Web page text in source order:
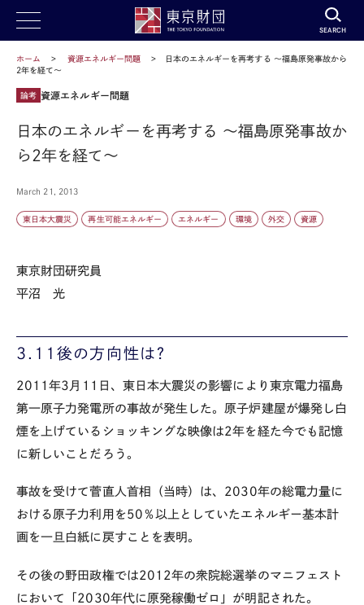
SEARCH
ホーム 資源エネルギー問題
日本のエネルギーを再考する ～福島原発事故から
2年を経て～
論考 資源エネルギー問題
日本のエネルギーを再考する ～福島原発事故か
ら2年を経て～
March 21, 2013
東日本大震災 再生可能エネルギー エネルギー 環境 外交 資源
東京財団研究員
平沼 光
3.11後の方向性は？
2011年3月11日、東日本大震災の影響により東京電力福島
第一原子力発電所の事故が発生した。原子炉建屋が爆発し白
煙を上げているショッキングな映像は2年を経た今でも記憶
に新しいことだろう。
事故を受けて菅直人首相（当時）は、2030年の総電力量に
おける原子力利用を50％以上としていたエネルギー基本計
画を一旦白紙に戻すことを表明。
その後の野田政権では2012年の衆院総選挙のマニフェスト
において「2030年代に原発稼働ゼロ」が明記された。